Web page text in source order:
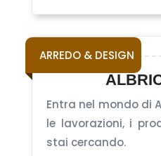
Entra nel mondo di
le lavorazioni, i
stai cercando.
ARREDO & DESIGN